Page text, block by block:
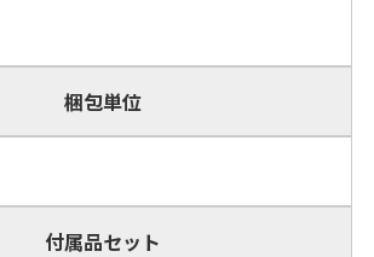
梱包単位
付属品セット